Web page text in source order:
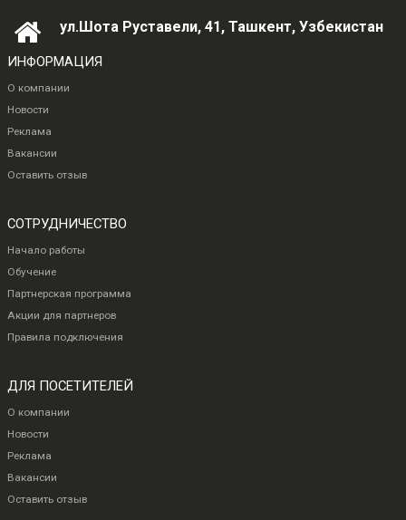
ул.Шота Руставели, 41, Ташкент, Узбекистан
ИНФОРМАЦИЯ
О компании
Новости
Реклама
Вакансии
Оставить отзыв
СОТРУДНИЧЕСТВО
Начало работы
Обучение
Партнерская программа
Акции для партнеров
Правила подключения
ДЛЯ ПОСЕТИТЕЛЕЙ
О компании
Новости
Реклама
Вакансии
Оставить отзыв